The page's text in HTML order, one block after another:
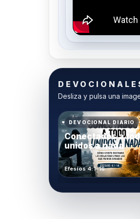
Desliza y pulsa una
DEVOCIONAL DIARIO
Conectados a
unidos a nada
Efesios 4:1-16